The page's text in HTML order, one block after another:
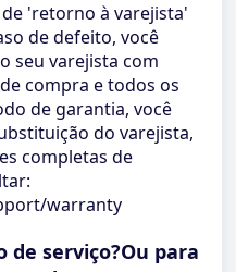
'retorno à varejista'
de defeito, você
seu varejista com
compra e todos os
de garantia, você
do varejista,
completas de
warranty
de serviço?Ou para